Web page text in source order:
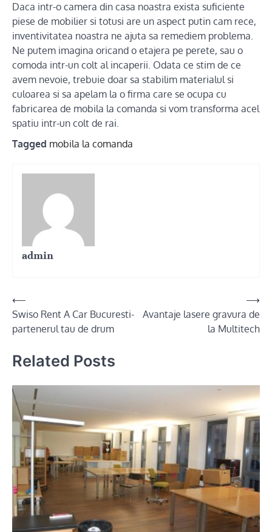
Daca intr-o camera din casa noastra exista suficiente
piese de mobilier si totusi are un aspect putin cam rece,
inventivitatea noastra ne ajuta sa remediem problema.
Ne putem imagina oricand o etajera pe perete, sau o
comoda intr-un colt al incaperii. Odata ce stim de ce
avem nevoie, trebuie doar sa stabilim materialul si
culoarea si sa apelam la o firma care se ocupa cu
fabricarea de mobila la comanda si vom transforma acel
spatiu intr-un colt de rai.
Tagged mobila la comanda
admin
Post
navigation
⟵
Swiso Rent A Car Bucuresti-
partenerul tau de drum
Avantaje lasere gravura de
la Multitech
⟶
Related Posts